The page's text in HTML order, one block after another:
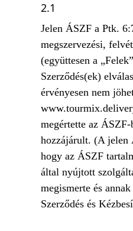
2.1
Jelen ÁSZF a Ptk.
megszervezési,
(együttesen a
Szerződés(ek)
érvényesen nem
megértette az
hozzájárult. (A jelen
hogy az ÁSZF
által nyújtott
megismerte és
Szerződés és